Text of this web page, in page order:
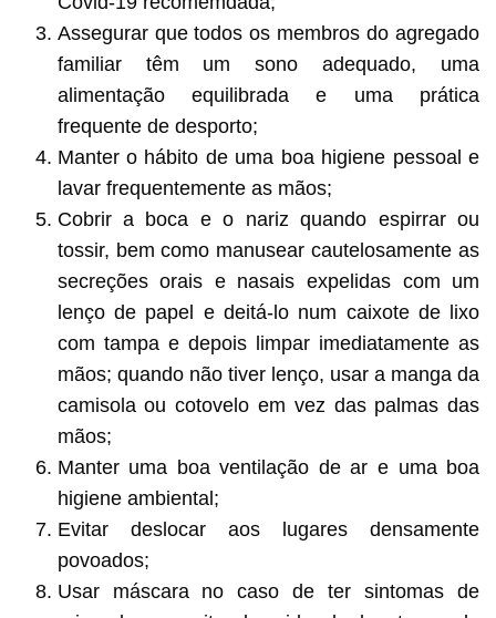
Assegurar que todos os membros do agregado
familiar têm um sono adequado, uma
alimentação equilibrada e uma prática
frequente de desporto;
Manter o hábito de uma boa higiene pessoal e
lavar frequentemente as mãos;
Cobrir a boca e o nariz quando espirrar ou
tossir, bem como manusear cautelosamente as
secreções orais e nasais expelidas com um
lenço de papel e deitá-lo num caixote de lixo
com tampa e depois limpar imediatamente as
mãos; quando não tiver lenço, usar a manga da
camisola ou cotovelo em vez das palmas das
mãos;
Manter uma boa ventilação de ar e uma boa
higiene ambiental;
Evitar deslocar aos lugares densamente
povoados;
Usar máscara no caso de ter sintomas de